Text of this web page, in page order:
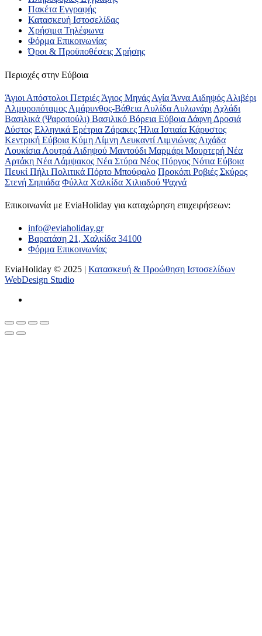
Πακέτα Εγγραφής
Κατασκευή Ιστοσελίδας
Χρήσιμα Τηλέφωνα
Φόρμα Επικοινωνίας
Όροι & Προϋποθέσεις Xρήσης
Περιοχές στην Εύβοια
Άγιοι Απόστολοι Πετριές Άγιος Μηνάς Αγία Άννα Αιδηψός Αλιβέρι
Αλμυροπόταμος Αμάρυνθος-Βάθεια Αυλίδα Αυλωνάρι Αχλάδι
Βασιλικά (Ψαροπούλι) Βασιλικό Βόρεια Εύβοια Δάφνη Δροσιά
Δύστος Ελληνικά Ερέτρια ΖάρακεςΉλια Ιστιαία Κάρυστος
Κεντρική Εύβοια Κύμη Λίμνη Λευκαντί Λιμνιώνας Λιχάδα
Λουκίσια Λουτρά Αιδηψού Μαντούδι Μαρμάρι Μουρτερή Νέα
Αρτάκη Νέα Λάμψακος Νέα Στύρα Νέος Πύργος Νότια Εύβοια
Πευκί Πήλι Πολιτικά Πόρτο Μπούφαλο Προκόπι Ροβιές Σκύρος
Στενή Σηπιάδα Φύλλα Χαλκίδα Χιλιαδού Ψαχνά
Επικοινωνία με ΕviaHoliday για καταχώρηση επιχειρήσεων:
info@eviaholiday.gr
Βαρατάση 21, Χαλκίδα 34100
Φόρμα Επικοινωνίας
EviaHoliday © 2025 | Κατασκευή & Προώθηση Ιστοσελίδων
WebDesign Studio